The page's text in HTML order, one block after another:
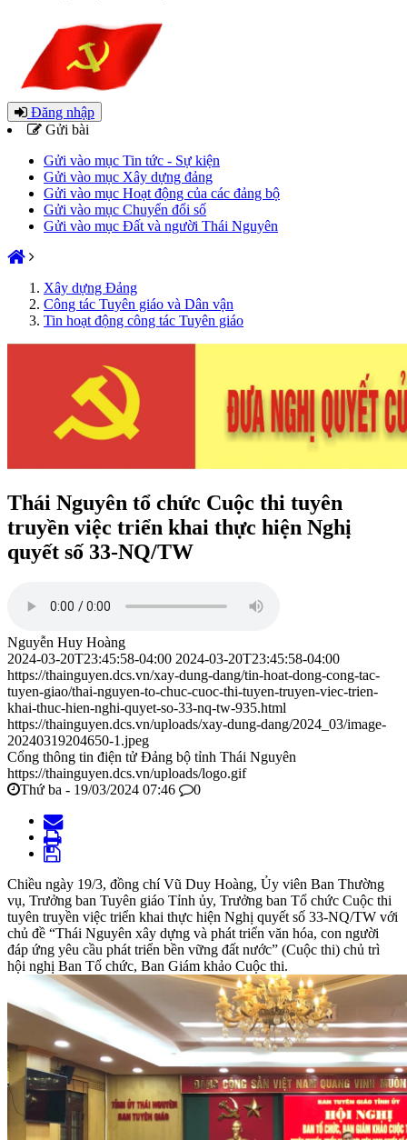
Đăng nhập
Gửi bài
Gửi vào mục Tin tức - Sự kiện
Gửi vào mục Xây dựng đảng
Gửi vào mục Hoạt động của các đảng bộ
Gửi vào mục Chuyển đổi số
Gửi vào mục Đất và người Thái Nguyên
Xây dựng Đảng
Công tác Tuyên giáo và Dân vận
Tin hoạt động công tác Tuyên giáo
Thái Nguyên tổ chức Cuộc thi tuyên
truyền việc triển khai thực hiện Nghị
quyết số 33-NQ/TW
Nguyễn Huy Hoàng
2024-03-20T23:45:58-04:00 2024-03-20T23:45:58-04:00
https://thainguyen.dcs.vn/xay-dung-dang/tin-hoat-dong-cong-tac-
tuyen-giao/thai-nguyen-to-chuc-cuoc-thi-tuyen-truyen-viec-trien-
khai-thuc-hien-nghi-quyet-so-33-nq-tw-935.html
https://thainguyen.dcs.vn/uploads/xay-dung-dang/2024_03/image-
20240319204650-1.jpeg
Cổng thông tin điện tử Đảng bộ tỉnh Thái Nguyên
https://thainguyen.dcs.vn/uploads/logo.gif
Thứ ba - 19/03/2024 07:46
0
Chiều ngày 19/3, đồng chí Vũ Duy Hoàng, Ủy viên Ban Thường
vụ, Trưởng ban Tuyên giáo Tỉnh ủy, Trưởng ban Tổ chức Cuộc thi
tuyên truyền việc triển khai thực hiện Nghị quyết số 33-NQ/TW với
chủ đề “Thái Nguyên xây dựng và phát triển văn hóa, con người
đáp ứng yêu cầu phát triển bền vững đất nước” (Cuộc thi) chủ trì
hội nghị Ban Tổ chức, Ban Giám khảo Cuộc thi.